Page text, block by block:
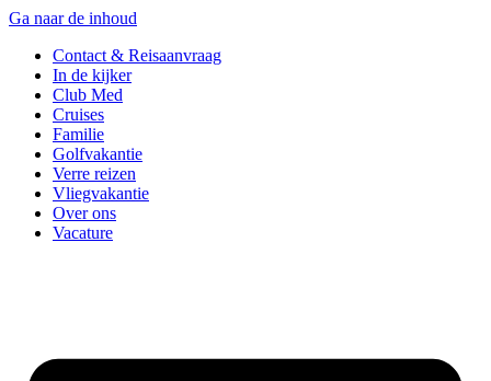
Ga naar de inhoud
Contact & Reisaanvraag
In de kijker
Club Med
Cruises
Familie
Golfvakantie
Verre reizen
Vliegvakantie
Over ons
Vacature